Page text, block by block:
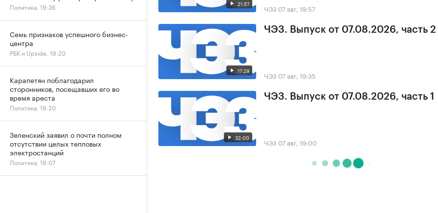
21:57 ЧЭЗ 07 авг, 19:57
17:29
ЧЭЗ. Выпуск от 07.08.2026, часть 2
ЧЭЗ 07 авг, 19:35
32:00
ЧЭЗ. Выпуск от 07.08.2026, часть 1
ЧЭЗ 07 авг, 19:00
Политика, 19:36
Семь признаков успешного бизнес-
центра
РБК и Upside, 19:20
Карапетян поблагодарил
сторонников, посещавших его во
время ареста
Политика, 19:20
Зеленский заявил о почти полном
отсутствии целых тепловых
электростанций
Политика, 19:07